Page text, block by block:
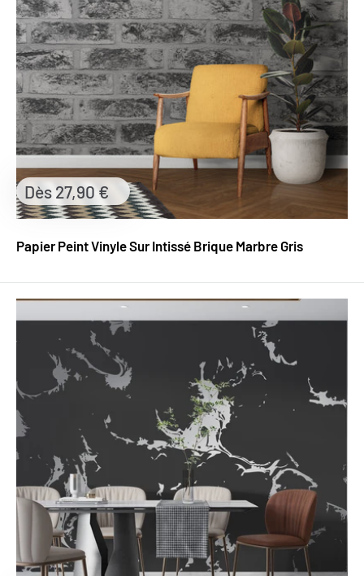
Papier Peint Vinyle Sur Intissé Brique Marbre Gris
Prix
réduit
Dès 27,90 €